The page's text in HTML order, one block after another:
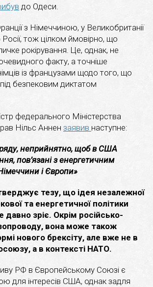
до Одеси.
з Німеччиною, у Великобританії
Росії, тож цілком ймовірно, що
рокірування. Це, однак, не
факту, а точніше
із французами щодо того, що
безпековим диктатом
федерального Міністерства
Нільс Аннен заявив наступне:
неприйнятно, щоб в США
пов’язані з енергетичним
і Європи»
тезу, що ідея незалежної
та енергетичної політики
давно зріє. Окрім російсько-
вона може також
нового брексіту, але вже не в
а в контексті НАТО.
РФ в Європейському Союзі є
для інтересів США, однак задля